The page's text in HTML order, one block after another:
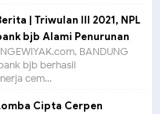
| Triwulan III 2021, NPL
bjb Alami Penurunan
NGEWIYAK.com, BANDUNG —
bjb berhasil
cem...
Cipta Cerpen